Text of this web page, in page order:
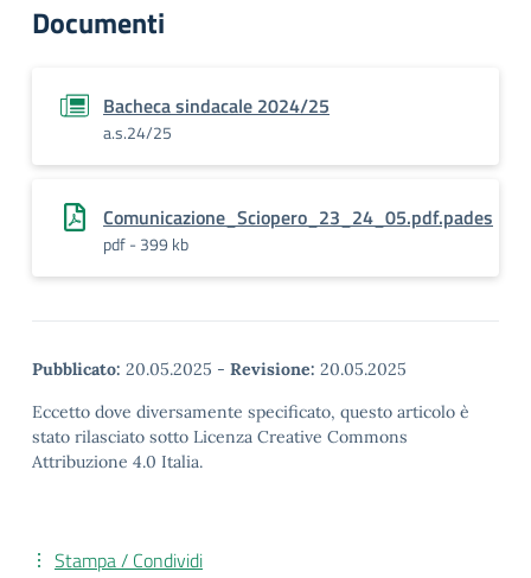
Documenti
Bacheca sindacale 2024/25
a.s.24/25
Comunicazione_Sciopero_23_24_05.pdf.pades
pdf - 399 kb
Pubblicato: 20.05.2025 - Revisione: 20.05.2025
Eccetto dove diversamente specificato, questo articolo è
stato rilasciato sotto Licenza Creative Commons
Attribuzione 4.0 Italia.
Stampa / Condividi